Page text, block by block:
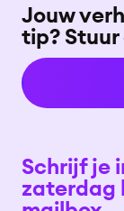
Jouw
tip?
Schrijf je
zaterdag